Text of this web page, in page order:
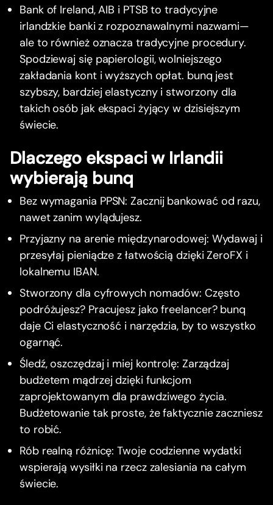
Bank of Ireland, AIB i PTSB to tradycyjne
irlandzkie banki z rozpoznawalnymi nazwami—
ale to również oznacza tradycyjne procedury.
Spodziewaj się papierologii, wolniejszego
zakładania kont i wyższych opłat. bunq jest
szybszy, bardziej elastyczny i stworzony dla
takich osób jak ekspaci żyjący w dzisiejszym
świecie.
Dlaczego ekspaci w Irlandii
wybierają bunq
Bez wymagania PPSN: Zacznij bankować od razu,
nawet zanim wylądujesz.
Przyjazny na arenie międzynarodowej: Wydawaj i
przesyłaj pieniądze z łatwością dzięki ZeroFX i
lokalnemu IBAN.
Stworzony dla cyfrowych nomadów: Często
podróżujesz? Pracujesz jako freelancer? bunq
daje Ci elastyczność i narzędzia, by to wszystko
ogarnąć.
Śledź, oszczędzaj i miej kontrolę: Zarządzaj
budżetem mądrzej dzięki funkcjom
zaprojektowanym dla prawdziwego życia.
Budżetowanie tak proste, że faktycznie zaczniesz
to robić.
Rób realną różnicę: Twoje codzienne wydatki
wspierają wysiłki na rzecz zalesiania na całym
świecie.